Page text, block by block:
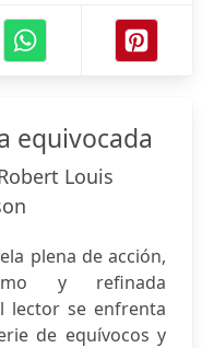
equivocada
Louis
plena de acción,
y refinada
lector se enfrenta
de equívocos y